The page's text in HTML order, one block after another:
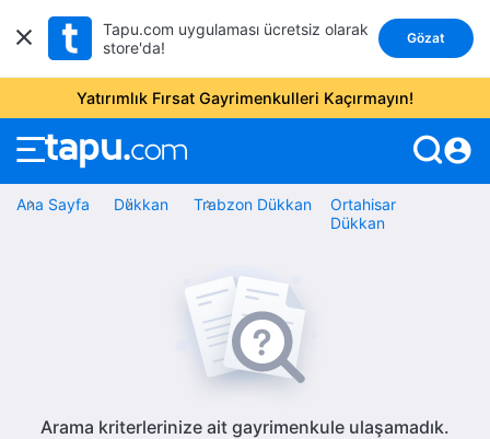
Tapu.com uygulaması ücretsiz olarak
store'da!
Gözat
Yatırımlık Fırsat Gayrimenkulleri Kaçırmayın!
account_circle
Ana Sayfa Dükkan Trabzon Dükkan
Ortahisar
Dükkan
Arama kriterlerinize ait gayrimenkule ulaşamadık.